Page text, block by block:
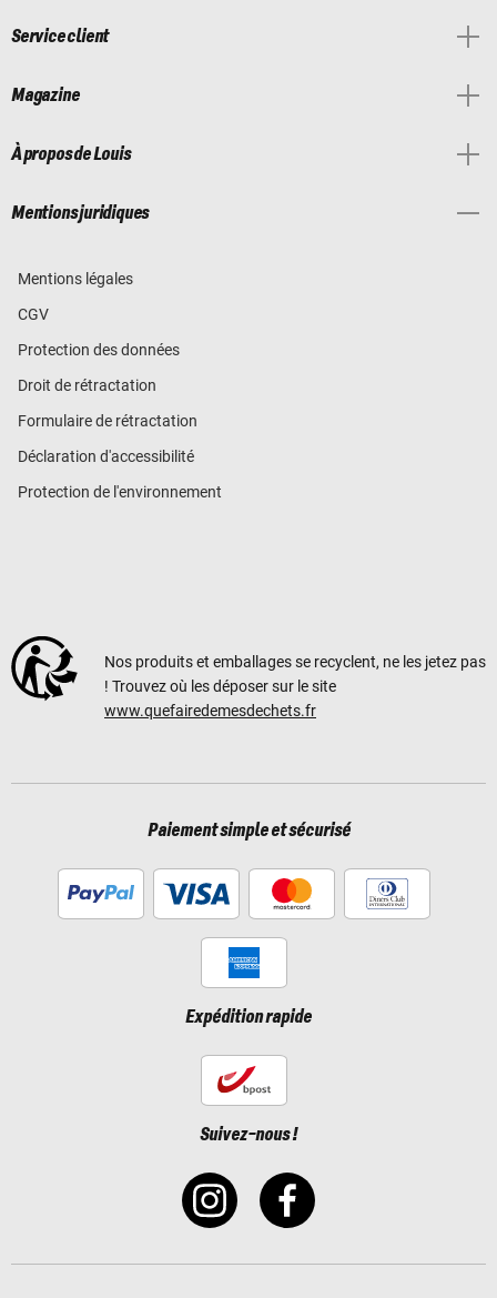
Service client
Magazine
À propos de Louis
Mentions juridiques
Mentions légales
CGV
Protection des données
Droit de rétractation
Formulaire de rétractation
Déclaration d'accessibilité
Protection de l'environnement
Nos produits et emballages se recyclent, ne les jetez pas
! Trouvez où les déposer sur le site
www.quefairedemesdechets.fr
Paiement simple et sécurisé
Expédition rapide
Suivez-nous !